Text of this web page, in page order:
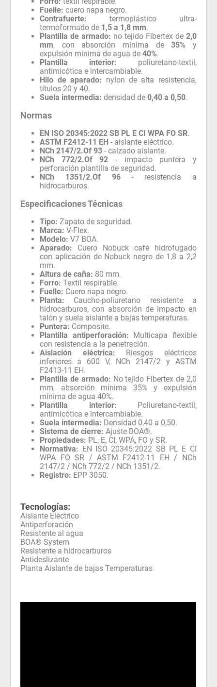
Fuelle: cuero napa negro.
Contrafuerte: termoplástico ultra-
termoformado de 1,5 a 1,8 mm.
Plantilla de armado: no tejido Fibertex de 2,0
mm, con absorción mínima de35% y
expulsión mínima de agua de40%.
Plantilla interior: poliuretano-textil,
antimicótica e intercambiable.
Hilo de aparado: nylon de alta resistencia,
títulos 20 y 40.
Suela intermedia: densidad de0,40 a 0,50.
Normas
EN ISO 20345:2022 SB PL E CI WPA FO SR.
ASTM F2412-11 EH - aislante eléctrico.
NCh 2147/2.Of 93 - calzado aislante.
NCh 772/2.Of 92 - impacto puntera y
perforación plantilla de seguridad.
NCh 1351/2.Of 96- resistencia a
hidrocarburos.
Especificaciones Técnicas
Tipo: Zapato de seguridad.
Marca: V-Flex.
Modelo: V7 BOA.
Aparado: Cuero Nobuck café hidrofugado
con aplicación de Nobuck negro de 1,8 a 2,2
mm.
Altura de caña: 80 mm.
Forro: Textil respirable.
Fuelle: Cuero napa negro.
Planta: Caucho-poliuretano resistente a
hidrocarburos, con absorción de impacto en
talón y suela aislante a bajas temperaturas.
Puntera: Composite.
Plantilla antiperforación: Multicapa flexible
con resistencia a la penetración.
Aislación eléctrica: Riesgos eléctricos
inferiores a 600 V, NCh 2147/2 y ASTM
F2413-11 EH.
Plantilla de armado: No tejido Fibertex de 2,0
mm, absorción mínima 35% y expulsión
mínima de agua 40%.
Plantilla interior: Poliuretano-textil,
antimicótica e intercambiable.
Suela intermedia: Densidad 0,40 a 0,50.
Sistema de cierre: Ajuste BOA®.
Propiedades: PL, E, CI, WPA, FO y SR.
Normativa: EN ISO 20345:2022 SB PL E CI
WPA FO SR / ASTM F2412-11 EH / NCh
2147/2 / NCh 772/2 / NCh 1351/2.
Registro: EPP 3050.
Tecnologías:
Aislante Eléctrico
Antiperforación
Resistente al agua
BOA® System
Resistente a hidrocarburos
Antideslizante
Planta Aislante de bajas Temperaturas